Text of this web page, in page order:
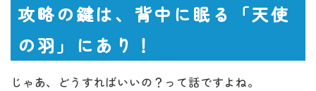
攻略の鍵は、背中に眠る「天使
の羽」にあり！
じゃあ、どうすればいいの？って話ですよね。